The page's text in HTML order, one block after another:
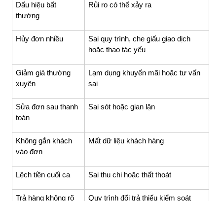
Dấu hiệu bất
thường
Rủi ro có thể xảy ra
Hủy đơn nhiều
Sai quy trình, che giấu giao dịch
hoặc thao tác yếu
Giảm giá thường
xuyên
Lạm dụng khuyến mãi hoặc tư vấn
sai
Sửa đơn sau thanh
toán
Sai sót hoặc gian lận
Không gắn khách
vào đơn
Mất dữ liệu khách hàng
Lệch tiền cuối ca Sai thu chi hoặc thất thoát
Trả hàng không rõ
Quy trình đổi trả thiếu kiểm soát